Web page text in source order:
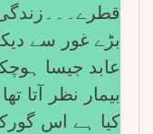
بڑے غور سے
عابد جیسا
بیمار نظر آتا
کیا ہے اس